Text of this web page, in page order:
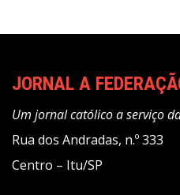
JORNAL A
Um jornal católico a serviço
Rua dos Andradas, n.º 333
Centro – Itu/SP